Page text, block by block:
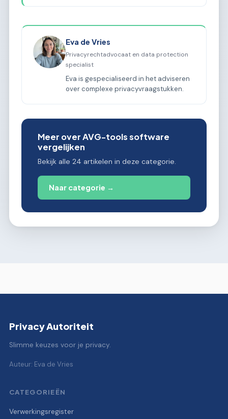
Eva de Vries
Privacyrechtadvocaat en data protection
specialist
Eva is gespecialiseerd in het adviseren
over complexe privacyvraagstukken.
Meer over AVG-tools software
vergelijken
Bekijk alle 24 artikelen in deze categorie.
Naar categorie →
Privacy Autoriteit
Slimme keuzes voor je privacy.
Auteur: Eva de Vries
CATEGORIEËN
Verwerkingsregister